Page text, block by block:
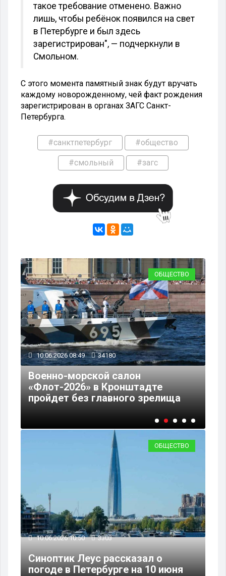
такое требование отменено. Важно
лишь, чтобы ребёнок появился на свет
в Петербурге и был здесь
зарегистрирован", — подчеркнули в
Смольном.
С этого момента памятный знак будут вручать
каждому новорожденному, чей факт рождения
зарегистрирован в органах ЗАГС Санкт-
Петербурга.
#санктпетербург #общество
#смольный #загс
ОБЩЕСТВО
10.06.2026 08:49 34180
Военно-морской салон
«Флот-2026» в Кронштадте
пройдет без главного зрелища
ОБЩЕСТВО
10.06.2026 10:50 3303
Синоптик Леус рассказал о
погоде в Петербурге на 10 июня